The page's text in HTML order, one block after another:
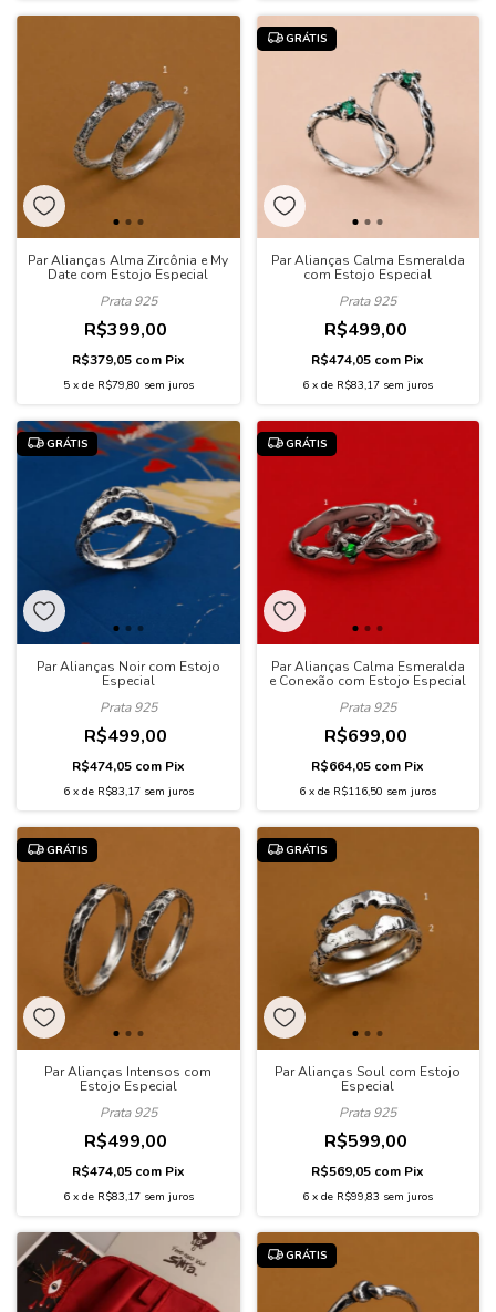
Par Alianças Alma Zircônia e My
Date com Estojo Especial
Prata 925
R$399,00
R$379,05 com Pix
5 x de R$79,80 sem juros
GRÁTIS
Par Alianças Calma Esmeralda
com Estojo Especial
Prata 925
R$499,00
R$474,05 com Pix
6 xde R$83,17 sem juros
GRÁTIS
Par Alianças Noir com Estojo
Especial
Prata 925
R$499,00
R$474,05 com Pix
6 x de R$83,17 sem juros
GRÁTIS
Par Alianças Calma Esmeralda
e Conexão com Estojo Especial
Prata 925
R$699,00
R$664,05 com Pix
6 xde R$116,50 sem juros
GRÁTIS
Par Alianças Intensos com
Estojo Especial
Prata 925
R$499,00
R$474,05 com Pix
6 x de R$83,17 sem juros
GRÁTIS
Par Alianças Soul com Estojo
Especial
Prata 925
R$599,00
R$569,05 com Pix
6 xde R$99,83 sem juros
GRÁTIS